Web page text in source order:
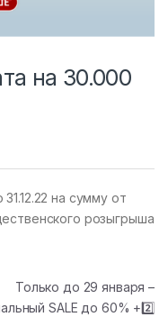
на 30.000
на сумму от
розыгрыша
Только до 29 января –
SALE до 60% +2️⃣